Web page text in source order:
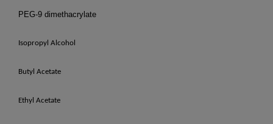
PEG-9 dimethacrylate
Isopropyl Alcohol
Butyl Acetate
Ethyl Acetate